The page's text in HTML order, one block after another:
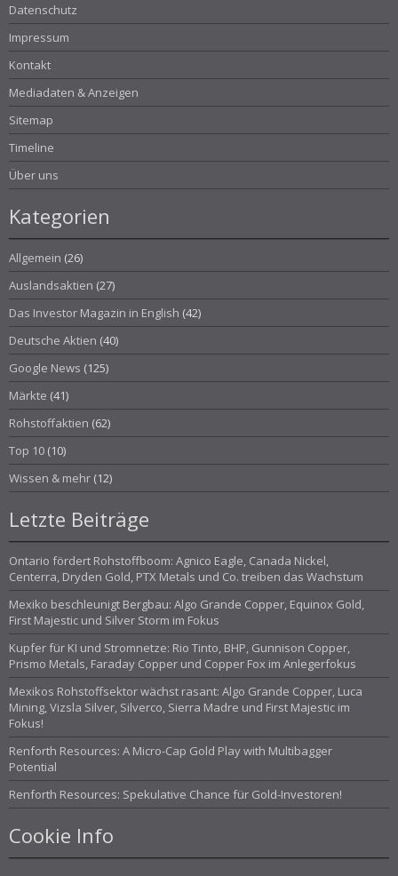
Datenschutz
Impressum
Kontakt
Mediadaten & Anzeigen
Sitemap
Timeline
Über uns
Kategorien
Allgemein (26)
Auslandsaktien (27)
Das Investor Magazin in English (42)
Deutsche Aktien (40)
Google News (125)
Märkte (41)
Rohstoffaktien (62)
Top 10 (10)
Wissen & mehr (12)
Letzte Beiträge
Ontario fördert Rohstoffboom: Agnico Eagle, Canada Nickel,
Centerra, Dryden Gold, PTX Metals und Co. treiben das Wachstum
Mexiko beschleunigt Bergbau: Algo Grande Copper, Equinox Gold,
First Majestic und Silver Storm im Fokus
Kupfer für KI und Stromnetze: Rio Tinto, BHP, Gunnison Copper,
Prismo Metals, Faraday Copper und Copper Fox im Anlegerfokus
Mexikos Rohstoffsektor wächst rasant: Algo Grande Copper, Luca
Mining, Vizsla Silver, Silverco, Sierra Madre und First Majestic im
Fokus!
Renforth Resources: A Micro-Cap Gold Play with Multibagger
Potential
Renforth Resources: Spekulative Chance für Gold-Investoren!
Cookie Info